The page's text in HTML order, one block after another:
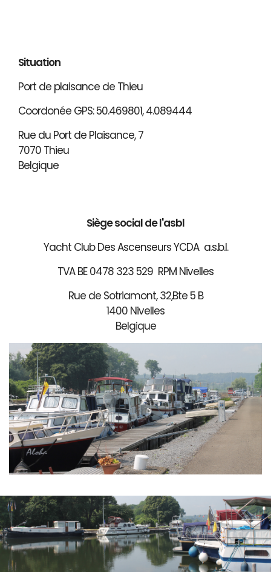
Situation
Port de plaisance de Thieu
Coordonée GPS: 50.469801, 4.089444
Rue du Port de Plaisance, 7
7070 Thieu
Belgique
Siège social de l'asbl
Yacht Club Des Ascenseurs YCDA a.s.b.l.
TVA BE 0478 323 529 RPM Nivelles
Rue de Sotriamont, 32,Bte 5 B
1400 Nivelles
Belgique